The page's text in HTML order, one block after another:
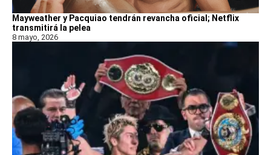
Mayweather y Pacquiao tendrán revancha oficial; Netflix
transmitirá la pelea
8 mayo, 2026